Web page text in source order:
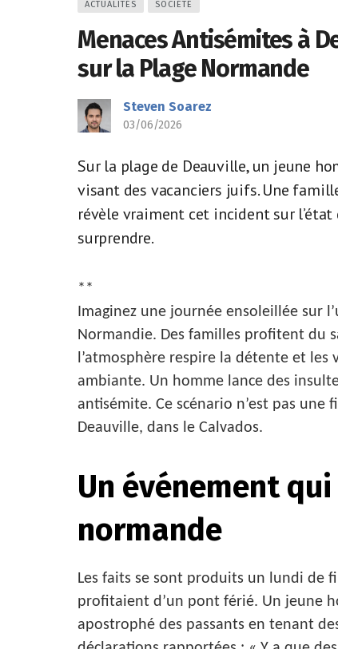
ACTUALITÉS SOCIÉTÉ
Menaces Antisémites à
sur la Plage Normande
Steven Soarez
03/06/2026
Sur la plage de Deauville, un jeune
visant des vacanciers juifs. Une
révèle vraiment cet incident sur
surprendre.
**
Imaginez une journée ensoleillée sur
Normandie. Des familles profitent du
l’atmosphère respire la détente et les
ambiante. Un homme lance des
antisémite. Ce scénario n’est pas une
Deauville, dans le Calvados.
Un événement
normande
Les faits se sont produits un lundi de
profitaient d’un pont férié. Un jeune
apostrophé des passants en tenant